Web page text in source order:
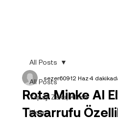
All Posts
Yapay Zeka, Klima
blog
All Posts
Rota Minke AI
Tasarrufu
sezer60912 Haz4